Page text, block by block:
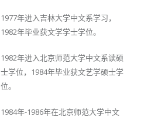
1977年进入吉林大学中文系学习，
1982年毕业获文学学士学位。
1982年进入北京师范大学中文系读硕
士学位，1984年毕业获文艺学硕士学
位。
1984年-1986年在北京师范大学中文